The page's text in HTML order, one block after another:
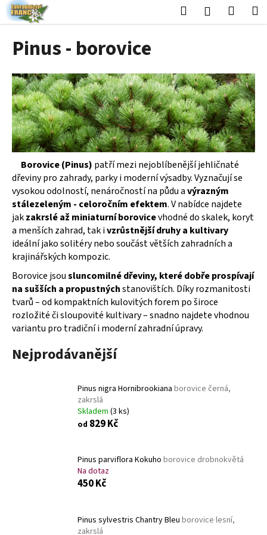
Přejít
na
obsah
HledatPřihlášení
Pinus - borovice
Borovice (Pinus) patří mezi nejoblíbenější jehličnaté
dřeviny pro zahrady, parky i moderní výsadby. Vyznačují se
vysokou odolností, nenáročností na půdu avýrazným
stálezeleným - celoročním efektem. V nabídce najdete
jakzakrslé až miniaturní borovicevhodné do skalek, koryt
a menších zahrad, tak ivzrůstnější druhy a kultivary
ideální jako solitéry nebo součást větších zahradních a
krajinářských kompozic.
Borovice jsousluncomilné dřeviny, které dobře prospívají
na sušších a propustnýchstanovištích. Díky rozmanitosti
tvarů – od kompaktních kulovitých forem po široce
rozložité či sloupovité kultivary – snadno najdete vhodnou
variantu pro tradiční i moderní zahradní úpravy.
Nejprodávanější
Pinus nigra Hornibrookiana borovice černá,
zakrslá
Skladem (3 ks)
od 829 Kč
Pinus parviflora Kokuho borovice drobnokvětá
Na dotaz
450 Kč
Pinus sylvestris Chantry Bleu borovice lesní,
zakrslá
K
o
o
p
o
t
ř
e
b
u
j
e
t
e
n
a
j
í
t
?
HLEDAT